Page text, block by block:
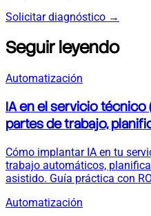
Solicitar diagnóstico →
Seguir leyendo
Automatización
IA en el servicio técnico
partes de trabajo,
Cómo implantar IA en tu
trabajo automáticos,
asistido. Guía práctica con
Automatización